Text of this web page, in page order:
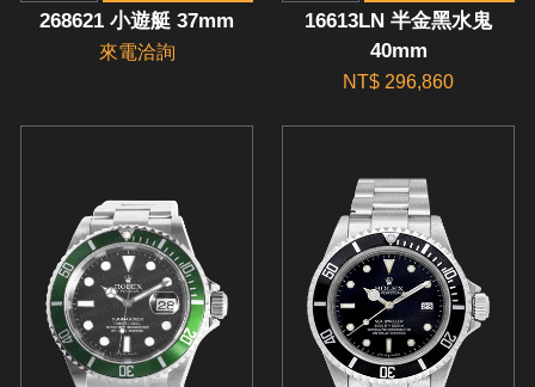
268621 小遊艇 37mm
來電洽詢
16613LN 半金黑水鬼
40mm
NT$ 296,860